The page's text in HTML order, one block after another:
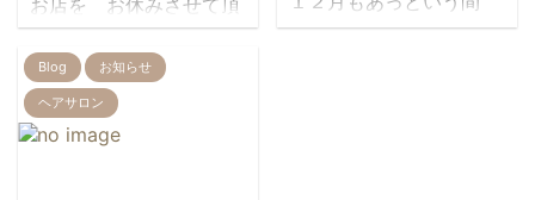
や、消毒、換気など 注意
お店を お休みさせて頂
きます<m(__)m> よろし
くお願い致します。 Ｒ
ＥＩＲ こんにちは!!!
旅行がいよいよ来週にな
り うっきうきな山本で
に 通り過ぎそうですね
Blog お知らせ
ヘアサロン